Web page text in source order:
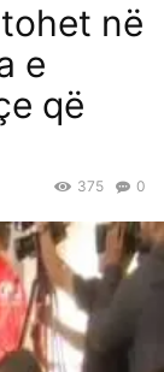
në
e
që
0
375